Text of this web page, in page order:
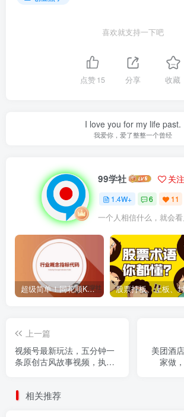
喜欢就支持一下吧
点赞15 分享 收藏
I love you for my life past.
我爱你，爱了整整一个曾经
99学社 关注
1.4W+ 6 11
一个人相信什么，就会
超级简单！同花顺K线界面显示行业概念指标代码图解
上一篇
视频号最新玩法，五分钟一
条原创古风故事视频，执行
美团酒
家做
相关推荐